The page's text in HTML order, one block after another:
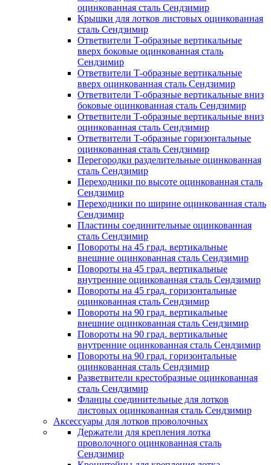
оцинкованная сталь Сендзимир
Крышки для лотков листовых оцинкованная
сталь Сендзимир
Ответвители Т-образные вертикальные
вверх боковые оцинкованная сталь
Сендзимир
Ответвители Т-образные вертикальные
вверх оцинкованная сталь Сендзимир
Ответвители Т-образные вертикальные вниз
боковые оцинкованная сталь Сендзимир
Ответвители Т-образные вертикальные вниз
оцинкованная сталь Сендзимир
Ответвители Т-образные горизонтальные
оцинкованная сталь Сендзимир
Перегородки разделительные оцинкованная
сталь Сендзимир
Переходники по высоте оцинкованная сталь
Сендзимир
Переходники по ширине оцинкованная сталь
Сендзимир
Пластины соединительные оцинкованная
сталь Сендзимир
Повороты на 45 град. вертикальные
внешние оцинкованная сталь Сендзимир
Повороты на 45 град. вертикальные
внутренние оцинкованная сталь Сендзимир
Повороты на 45 град. горизонтальные
оцинкованная сталь Сендзимир
Повороты на 90 град. вертикальные
внешние оцинкованная сталь Сендзимир
Повороты на 90 град. вертикальные
внутренние оцинкованная сталь Сендзимир
Повороты на 90 град. горизонтальные
оцинкованная сталь Сендзимир
Разветвители крестобразные оцинкованная
сталь Сендзимир
Фланцы соединительные для лотков
листовых оцинкованная сталь Сендзимир
Аксессуары для лотков проволочных
Держатели для крепления лотка
проволочного оцинкованная сталь
Сендзимир